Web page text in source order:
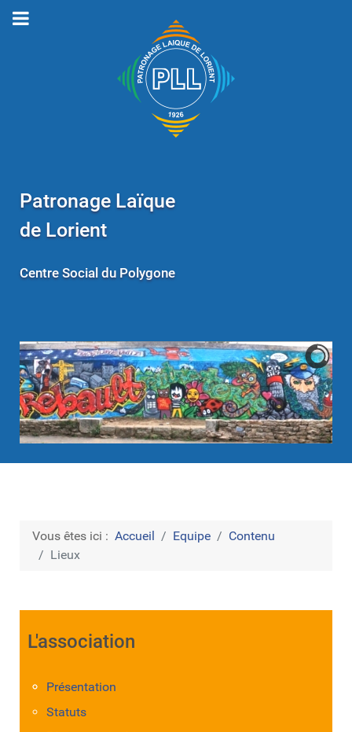
Patronage Laïque
de Lorient
Centre Social du Polygone
Vous êtes ici : Accueil Equipe
Contenu
Lieux
L'association
Présentation
Statuts